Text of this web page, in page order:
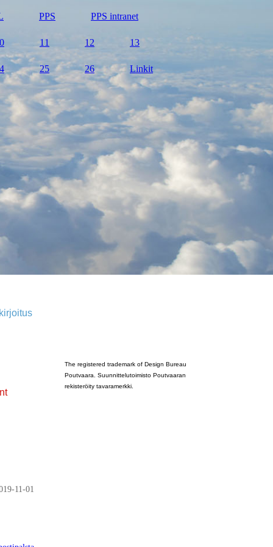
PPS PPS intranet
11 12 13
25 26 Linkit
11-01
The registered trademark of Design Bureau
Poutvaara. Suunnittelutoimisto Poutvaaran
rekisteröity tavaramerkki.